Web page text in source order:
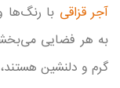
آجر قزاقی با
به هر فضایی
گرم و دلنشین